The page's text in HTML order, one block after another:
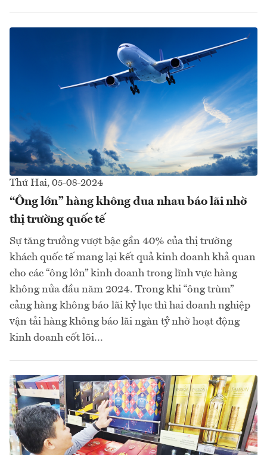
Thứ Hai, 05-08-2024
“Ông lớn” hàng không đua nhau báo lãi nhờ
thị trường quốc tế
Sự tăng trưởng vượt bậc gần 40% của thị trường
khách quốc tế mang lại kết quả kinh doanh khả quan
cho các “ông lớn” kinh doanh trong lĩnh vực hàng
không nửa đầu năm 2024. Trong khi “ông trùm”
cảng hàng không báo lãi kỷ lục thì hai doanh nghiệp
vận tải hàng không báo lãi ngàn tỷ nhờ hoạt động
kinh doanh cốt lõi...